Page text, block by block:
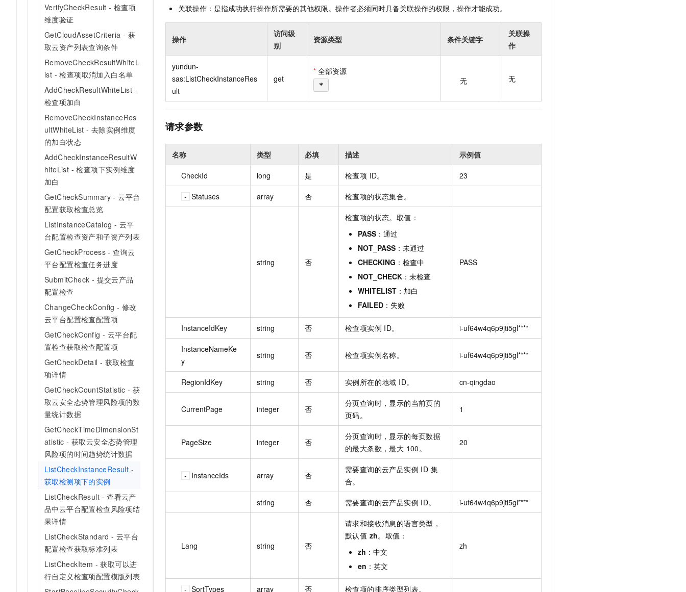
VerifyCheckResult - 检查项
维度验证
GetCloudAssetCriteria - 获
取云资产列表查询条件
RemoveCheckResultWhiteL
ist - 检查项取消加入白名单
AddCheckResultWhiteList -
检查项加白
RemoveCheckInstanceRes
ultWhiteList - 去除实例维度
的加白状态
AddCheckInstanceResultW
hiteList - 检查项下实例维度
加白
GetCheckSummary - 云平台
配置获取检查总览
ListInstanceCatalog - 云平
台配置检查资产和子资产列表
GetCheckProcess - 查询云
平台配置检查任务进度
SubmitCheck - 提交云产品
配置检查
ChangeCheckConfig - 修改
云平台配置检查配置项
GetCheckConfig - 云平台配
置检查获取检查配置项
GetCheckDetail - 获取检查
项详情
GetCheckCountStatistic - 获
取云安全态势管理风险项的数
量统计数据
GetCheckTimeDimensionSt
atistic - 获取云安全态势管理
风险项的时间趋势统计数据
ListCheckInstanceResult -
获取检测项下的实例
ListCheckResult - 查看云产
品中云平台配置检查风险项结
果详情
ListCheckStandard - 云平台
配置检查获取标准列表
ListCheckItem - 获取可以进
行自定义检查项配置模版列表
关联操作：是指成功执行操作所需要的其他权限。操作者必须同时具备关联操作的权限，操作才能成功。
操作
访问级
别
资源类型 条件关键字
关联操
作
yundun-
sas:ListCheckInstanceRes
ult
get
* 全部资源
* 无 无
请求参数
名称 类型 必填 描述 示例值
CheckId long 是 检查项 ID。 23
Statuses array 否 检查项的状态集合。
string 否
检查项的状态。取值：
PASS ：通过
NOT_PASS ：未通过
CHECKING ：检查中
NOT_CHECK ：未检查
WHITELIST ：加白
FAILED ：失败
PASS
InstanceIdKey string 否 检查项实例 ID。 i-uf64w4q6p9jti5gl****
InstanceNameKe
y
string 否 检查项实例名称。
RegionIdKey string 否 实例所在的地域 ID。 cn-qingdao
CurrentPage integer 否
分页查询时，显示的当前页的
页码。
1
PageSize integer 否
分页查询时，显示的每页数据
的最大条数，最大 100。
20
InstanceIds array 否
需要查询的云产品实例 ID 集
合。
string 否 需要查询的云产品实例 ID。 i-uf64w4q6p9jti5gl****
Lang string 否
请求和接收消息的语言类型，
默认值 zh。取值：
zh ：中文
en ：英文
zh
SortTypes array 否 检查项的排序类型列表。
大模型解决方案
10 分钟在聊天系统中增加一个 AI 助手
Serverless
开发工具
迁移与运维管理
专有云
建站系统